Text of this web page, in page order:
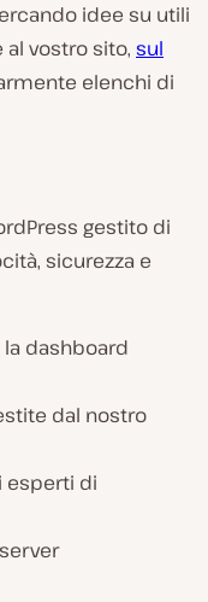
idee su utili
al vostro sito, sul
elenchi di
gestito di
sicurezza e
dashboard
dal nostro
esperti di